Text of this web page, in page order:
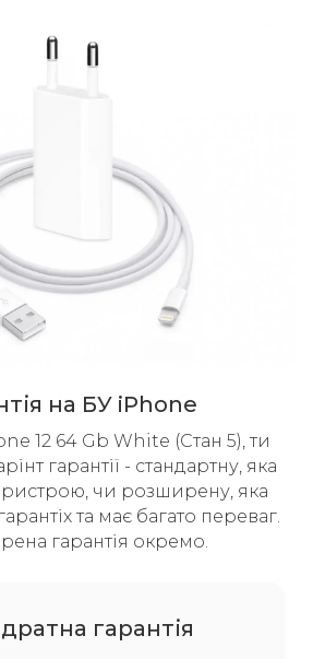
на БУ iPhone
12 64 Gb White (Стан 5), ти
гарантії - стандартну, яка
чи розширену, яка
та має багато переваг.
гарантія окремо.
гарантія